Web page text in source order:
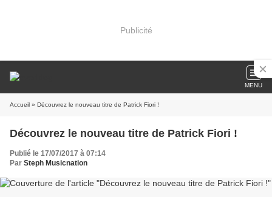
Publicité
MENU
Accueil » Découvrez le nouveau titre de Patrick Fiori !
Découvrez le nouveau titre de Patrick Fiori !
Publié le 17/07/2017 à 07:14
Par Steph Musicnation